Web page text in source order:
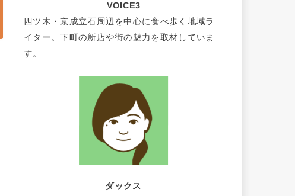
VOICE3
四ツ木・京成立石周辺を中心に食べ歩く地域ラ
イター。下町の新店や街の魅力を取材していま
す。
ダックス